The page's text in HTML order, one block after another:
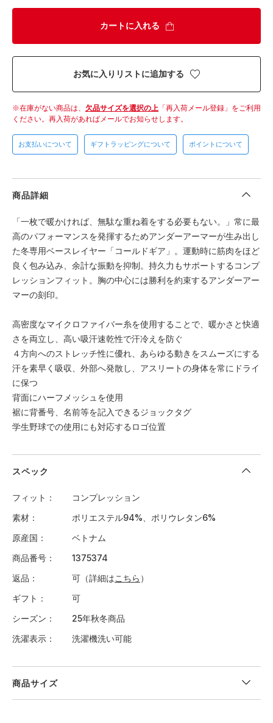
カートに入れる
お気に入りリストに追加する
在庫がない商品は、 欠品サイズを選択の上 「再入荷メール登録」をご利用
ください。 再入荷があればメールでお知らせします。
お支払いについて ギフトラッピングについて ポイントについて
商品詳細
「一枚で暖かければ、無駄な重ね着をする必要もない。」常に最
高のパフォーマンスを発揮するためアンダーアーマーが生み出し
た冬専用ベースレイヤー「コールドギア」。運動時に筋肉をほど
良く包み込み、余計な振動を抑制。持久力もサポートするコンプ
レッションフィット。胸の中心には勝利を約束するアンダーアー
マーの刻印。
高密度なマイクロファイバー糸を使用することで、暖かさと快適
さを両立し、高い吸汗速乾性で汗冷えを防ぐ
４方向へのストレッチ性に優れ、あらゆる動きをスムーズにする
汗を素早く吸収、外部へ発散し、アスリートの身体を常にドライ
に保つ
背面にハーフメッシュを使用
裾に背番号、名前等を記入できるジョックタグ
学生野球での使用にも対応するロゴ位置
スペック
フィット
コンプレッション
素材
ポリエステル94%、ポリウレタン6%
原産国
ベトナム
商品番号
1375374
返品
可（詳細はこちら ）
ギフト
可
シーズン
25年秋冬商品
洗濯表示
洗濯機洗い可能
商品サイズ